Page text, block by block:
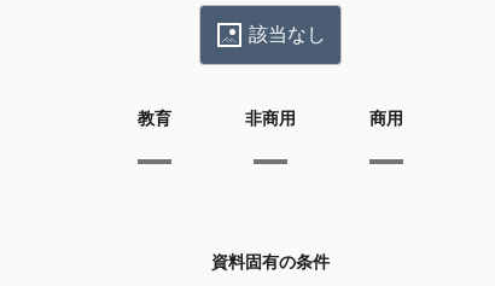
該当なし
教育 非商用 商用
資料固有の条件